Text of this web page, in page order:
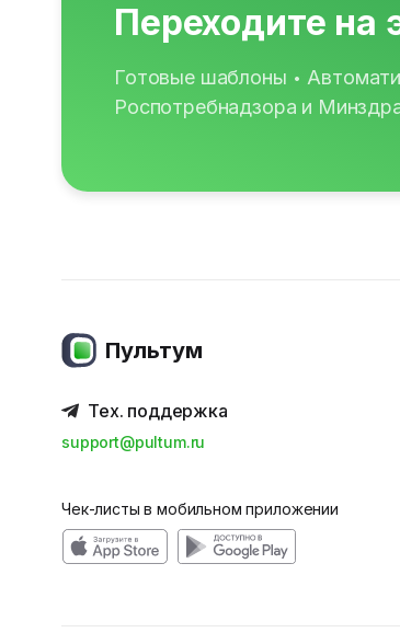
Переходите на
Готовые шаблоны •
Роспотребнадзора и
Пультум
Тех. поддержка
support@pultum.ru
Чек-листы в мобильном приложении